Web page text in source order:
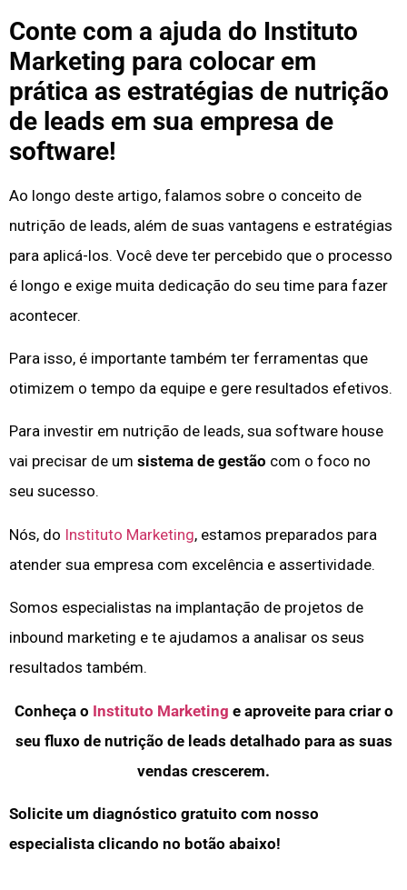
Conte com a ajuda do Instituto
Marketing para colocar em
prática as estratégias de nutrição
de leads em sua empresa de
software!
Ao longo deste artigo, falamos sobre o conceito de
nutrição de leads, além de suas vantagens e estratégias
para aplicá-los. Você deve ter percebido que o processo
é longo e exige muita dedicação do seu time para fazer
acontecer.
Para isso, é importante também ter ferramentas que
otimizem o tempo da equipe e gere resultados efetivos.
Para investir em nutrição de leads, sua software house
vai precisar de um sistema de gestão com o foco no
seu sucesso.
Nós, do Instituto Marketing, estamos preparados para
atender sua empresa com excelência e assertividade.
Somos especialistas na implantação de projetos de
inbound marketing e te ajudamos a analisar os seus
resultados também.
Conheça o Instituto Marketing e aproveite para criar o
seu fluxo de nutrição de leads detalhado para as suas
vendas crescerem.
Solicite um diagnóstico gratuito com nosso
especialista clicando no botão abaixo!